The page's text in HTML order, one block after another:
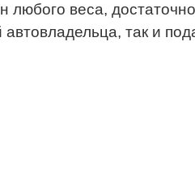
веса,
так и